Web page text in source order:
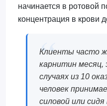
начинается в ротовой
концентрация в крови
Клиенты часто
карнитин
случаях из 10
человек
силовой или